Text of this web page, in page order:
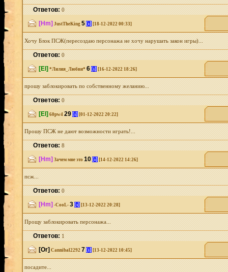
Ответов:0
[Hm] JustTheKing 5 [i] [18-12-2022 00:33]
Хочу Блок ПСЖ(пересоздаю персонажа не хочу нарушать закон игры)...
Ответов:0
[El] *Лилия_Любви* 6 [i] [16-12-2022 18:26]
прошу заблокировать по собственному желанию...
Ответов:0
[El] 60pw4 29 [i] [01-12-2022 20:22]
Прошу ПСЖ не дают возможности играть!...
Ответов:8
[Hm] Зачем мне это 10 [i] [14-12-2022 14:26]
псж...
Ответов:0
[Hm] -CooL- 3 [i] [13-12-2022 20:28]
Прощу заблокировать персонажа...
Ответов:1
[Or] Cannibal2292 7 [i] [13-12-2022 10:45]
посадите...